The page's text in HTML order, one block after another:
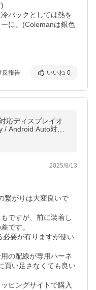
バックとしては熱を
に。(Colemanは銀色
反報告 いいね 0
応ディスプレイオ
/
応) DMX5523S 返
2025/8/13
繋がりは大変良いで
ですが、前に装着し
です。
必要が有りますが使い
の配線が専用ハーネ
買い足さなくても良い
ピングサイトで購入